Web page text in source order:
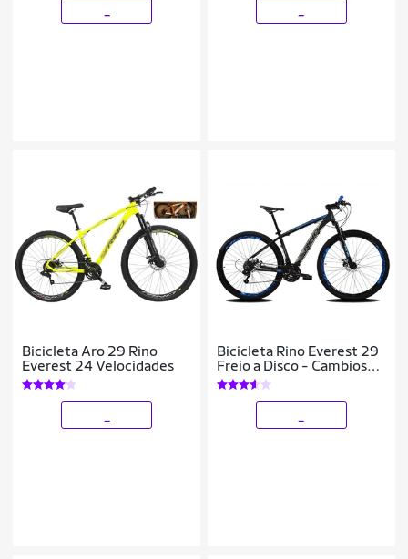
Bicicleta Aro 29 Rino
Everest 24 Velocidades
Bicicleta Rino Everest 29
Freio a Disco - Cambios
Shimano 24v